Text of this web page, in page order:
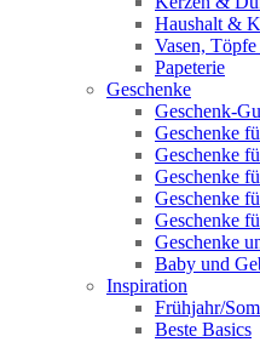
Haushalt &
Vasen,
Papeterie
Geschenke
Geschenk-
Geschenke
Geschenke
Geschenke
Geschenke
Geschenke
Geschenke
Baby und
Inspiration
Frühjahr/
Beste Basics